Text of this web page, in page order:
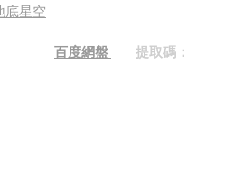
底星空
百度網盤
提取碼：